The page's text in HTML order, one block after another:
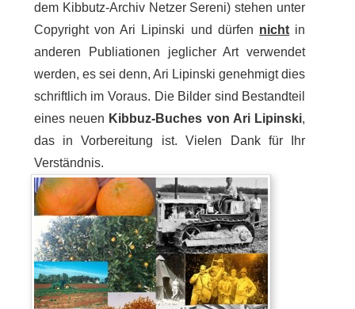
dem Kibbutz-Archiv Netzer Sereni) stehen unter
Copyright von Ari Lipinski und dürfen nicht in
anderen Publiationen jeglicher Art verwendet
werden, es sei denn, Ari Lipinski genehmigt dies
schriftlich im Voraus. Die Bilder sind Bestandteil
eines neuen Kibbuz-Buches von Ari Lipinski,
das in Vorbereitung ist. Vielen Dank für Ihr
Verständnis.